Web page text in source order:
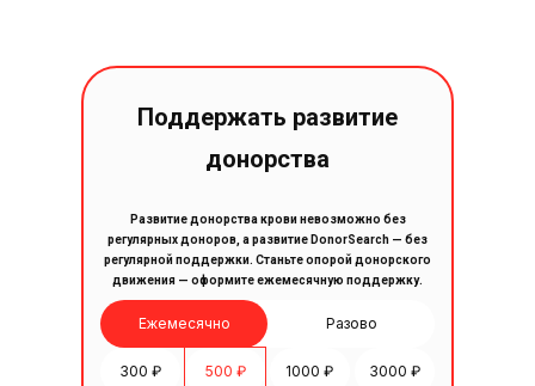
Поддержать развитие
донорства
Развитие донорства крови невозможно без
регулярных доноров, а развитие DonorSearch — без
регулярной поддержки. Станьте опорой донорского
движения — оформите ежемесячную поддержку.
Ежемесячно Разово
300 ₽ 500 ₽ 1000 ₽ 3000 ₽